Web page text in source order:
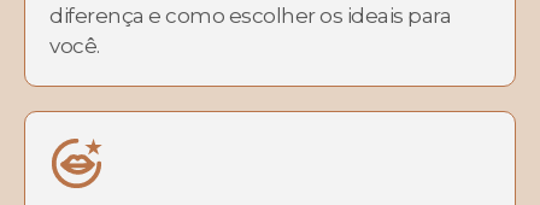
diferença e como escolher os ideais para
você.